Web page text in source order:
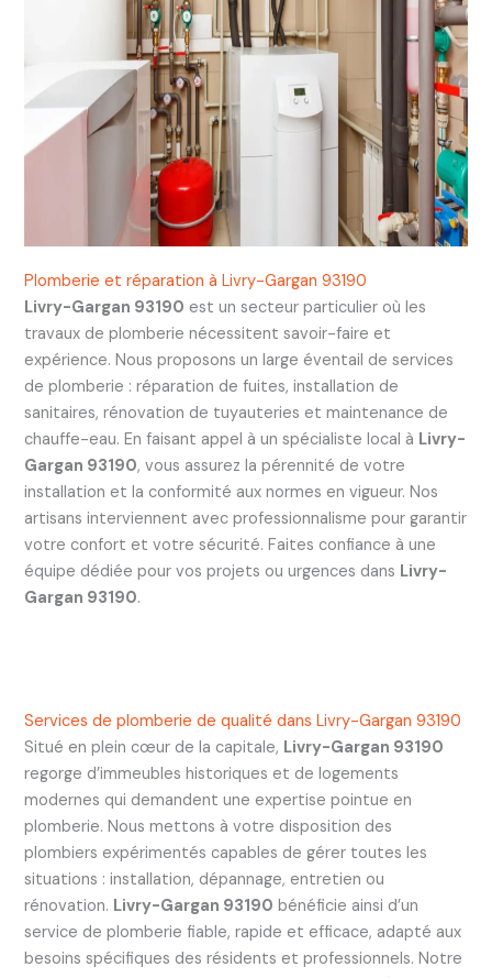
Plomberie et réparation à Livry-Gargan 93190
Livry-Gargan 93190 est un secteur particulier où les
travaux de plomberie nécessitent savoir-faire et
expérience. Nous proposons un large éventail de services
de plomberie : réparation de fuites, installation de
sanitaires, rénovation de tuyauteries et maintenance de
chauffe-eau. En faisant appel à un spécialiste local à Livry-
Gargan 93190, vous assurez la pérennité de votre
installation et la conformité aux normes en vigueur. Nos
artisans interviennent avec professionnalisme pour garantir
votre confort et votre sécurité. Faites confiance à une
équipe dédiée pour vos projets ou urgences dans Livry-
Gargan 93190.
Services de plomberie de qualité dans Livry-Gargan 93190
Situé en plein cœur de la capitale, Livry-Gargan 93190
regorge d’immeubles historiques et de logements
modernes qui demandent une expertise pointue en
plomberie. Nous mettons à votre disposition des
plombiers expérimentés capables de gérer toutes les
situations : installation, dépannage, entretien ou
rénovation. Livry-Gargan 93190 bénéficie ainsi d’un
service de plomberie fiable, rapide et efficace, adapté aux
besoins spécifiques des résidents et professionnels. Notre